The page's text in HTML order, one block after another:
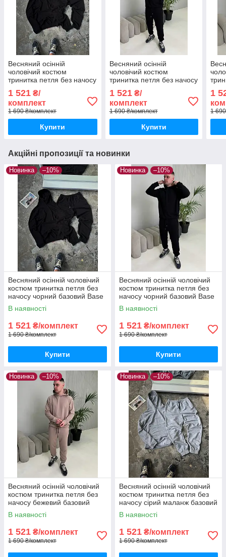
Весняний осінній
чоловічий костюм
тринитка петля без начосу
чорний базовий Base худі
штани чорного кольору
1 521 ₴/
комплект
1 690 ₴/комплект
Купити
Весняний осінній
чоловічий костюм
тринитка петля без начосу
чорний базовий Base худі
штани чорного кольору
1 521₴/
комплект
1 690 ₴/комплект
Купити
1
1
Акційні пропозиції та новинки
Новинка –10%
Весняний осінній чоловічий
костюм тринитка петля без
начосу чорний базовий Base
худі штани чорного кольору
В наявності
1 521 ₴/комплект
1 690 ₴/комплект
Купити
Новинка –10%
Весняний осінній чоловічий
костюм тринитка петля без
начосу чорний базовий Base
худі штани чорного кольору
В наявності
1 521 ₴/комплект
1 690 ₴/комплект
Купити
Новинка –10%
Весняний осінній чоловічий
костюм тринитка петля без
начосу бежевий базовий
Base худі штани бежевого
кольору
В наявності
1 521 ₴/комплект
1 690 ₴/комплект
Новинка –10%
Весняний осінній чоловічий
костюм тринитка петля без
начосу сірий маланж базовий
Base худі штани сірого
кольору
В наявності
1 521 ₴/комплект
1 690 ₴/комплект